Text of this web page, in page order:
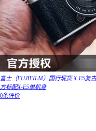
富士（FUJIFILM）国行现货 X-E5复
方标配X-E5单机身
0条评价